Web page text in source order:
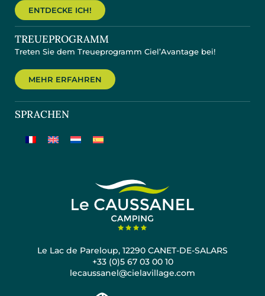
ENTDECKE ICH!
TREUEPROGRAMM
Treten Sie dem Treueprogramm Ciel’Avantage bei!
MEHR ERFAHREN
SPRACHEN
Le Lac de Pareloup, 12290 CANET-DE-SALARS
+33 (0)5 67 03 00 10
lecaussanel@cielavillage.com